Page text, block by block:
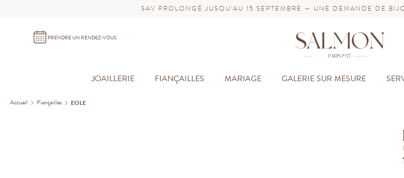
SAV PROLONGÉ JUSQU’AU 15 SEPTEMBRE — UNE DEMANDE DE
PRENDRE UN RENDEZ-VOUS
JOAILLERIE FIANÇAILLES MARIAGE GALERIE SUR MESURE
Accueil Fiançailles EOLE